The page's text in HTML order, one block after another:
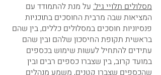
מסלולים תלויי גיל: על מנת להתמודד עם
המציאות שבה מרבית החוסכים בתוכניות
פנסיוניות חוסכים במסלולים כללים, בין שהם
בראשית תקופת החיסכון שלהם ובין שהם
עתידים להתחיל לעשות שימוש בכספים
במועד קרוב, בין שצברו כספים רבים ובין
שהכספים שצברו קטנים, משמע מנהלים